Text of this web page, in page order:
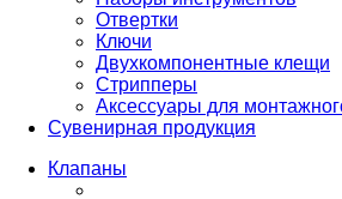
Отвертки
Ключи
Двухкомпонентные клещи
Стрипперы
Аксессуары для
Сувенирная продукция
Клапаны